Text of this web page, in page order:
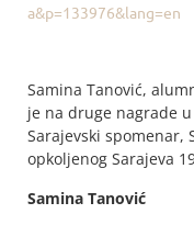
a&p=133976&lang=en
Samina Tanović,
je na druge nagrade
Sarajevski spomenar,
opkoljenog Sarajeva
Samina Tanović